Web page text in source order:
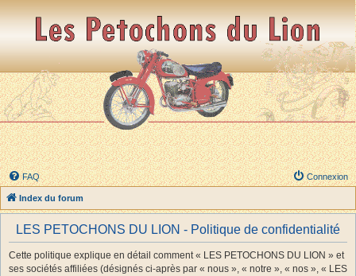
FAQ Connexion
Index du forum
LES PETOCHONS DU LION - Politique de confidentialité
Cette politique explique en détail comment « LES PETOCHONS DU LION » et
ses sociétés affiliées (désignés ci-après par « nous », « notre », « nos », « LES